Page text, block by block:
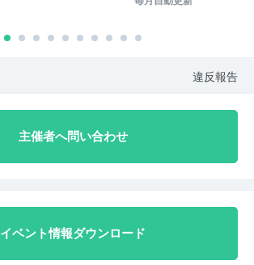
違反報告
主催者へ問い合わせ
イベント情報ダウンロード